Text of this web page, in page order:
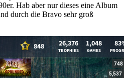
Hab aber nur dieses eine Album
durch die Bravo sehr groß